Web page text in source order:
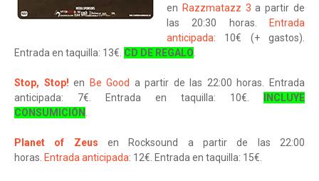
en Razzmatazz 3 a partir de
las 20:30 horas.
Entrada
anticipada: 10€ (+ gastos).
Entrada en taquilla: 13€. CD DE REGALO.
Stop, Stop! en Be Good a partir de las 22:00 horas. Entrada
anticipada: 7€. Entrada en taquilla: 10€.
INCLUYE
CONSUMICIÓN .
Planet of Zeus en Rocksound a partir de las 22:00
horas. Entrada anticipada: 12€. Entrada en taquilla: 15€.